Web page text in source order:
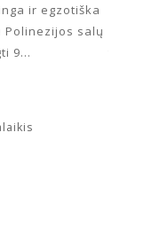
ir egzotiška
Polinezijos salų
9...